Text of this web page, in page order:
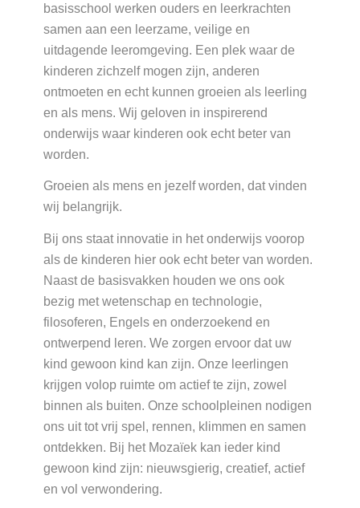
basisschool werken ouders en leerkrachten
samen aan een leerzame, veilige en
uitdagende leeromgeving. Een plek waar de
kinderen zichzelf mogen zijn, anderen
ontmoeten en echt kunnen groeien als leerling
en als mens. Wij geloven in inspirerend
onderwijs waar kinderen ook echt beter van
worden.
Groeien als mens en jezelf worden, dat vinden
wij belangrijk.
Bij ons staat innovatie in het onderwijs voorop
als de kinderen hier ook echt beter van worden.
Naast de basisvakken houden we ons ook
bezig met wetenschap en technologie,
filosoferen, Engels en onderzoekend en
ontwerpend leren. We zorgen ervoor dat uw
kind gewoon kind kan zijn. Onze leerlingen
krijgen volop ruimte om actief te zijn, zowel
binnen als buiten. Onze schoolpleinen nodigen
ons uit tot vrij spel, rennen, klimmen en samen
ontdekken. Bij het Mozaïek kan ieder kind
gewoon kind zijn: nieuwsgierig, creatief, actief
en vol verwondering.